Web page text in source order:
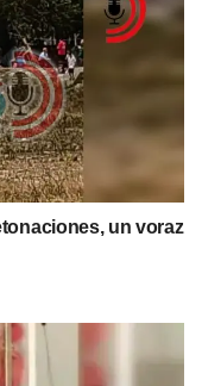
un voraz